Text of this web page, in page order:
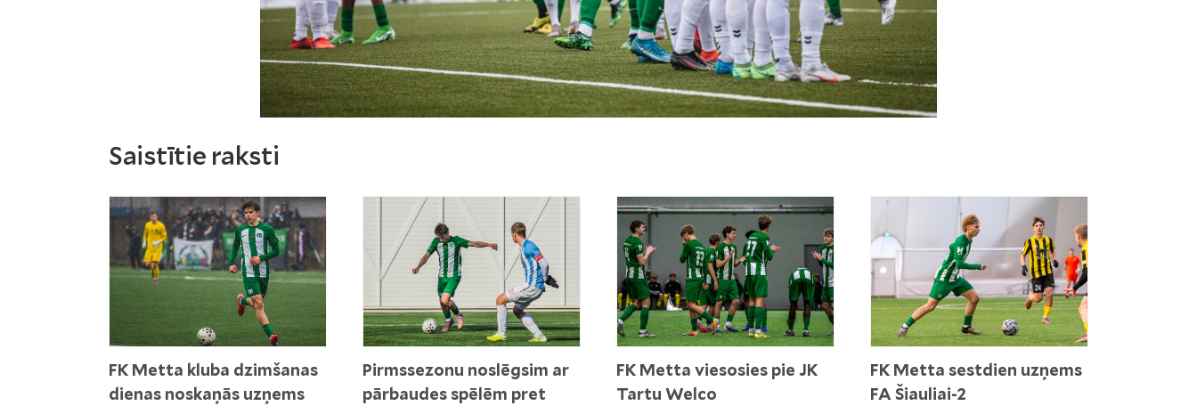
Saistītie raksti
FK Metta kluba dzimšanas
dienas noskaņās uzņems
Pirmssezonu noslēgsim ar
pārbaudes spēlēm pret
FK Metta viesosies pie JK
Tartu Welco
FK Metta sestdien uzņems
FA Šiauliai-2